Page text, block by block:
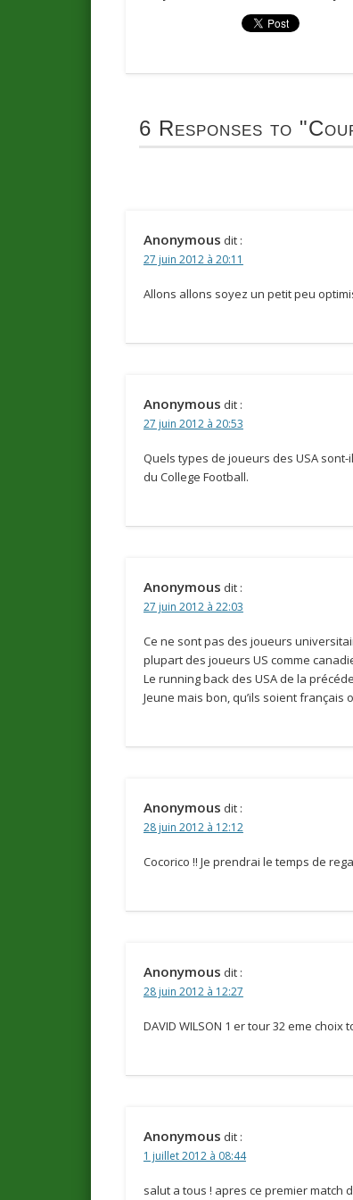
6 Responses to
Anonymous dit :
27 juin 2012 à 20:11
Allons allons soyez un petit peu
Anonymous dit :
27 juin 2012 à 20:53
Quels types de joueurs des USA
du College Football.
Anonymous dit :
27 juin 2012 à 22:03
Ce ne sont pas des joueurs
plupart des joueurs US comme
Le running back des USA de la
Jeune mais bon, qu’ils soient français
Anonymous dit :
28 juin 2012 à 12:12
Cocorico !! Je prendrai le temps de
Anonymous dit :
28 juin 2012 à 12:27
DAVID WILSON 1 er tour 32 eme choix
Anonymous dit :
1 juillet 2012 à 08:44
salut a tous ! apres ce premier match